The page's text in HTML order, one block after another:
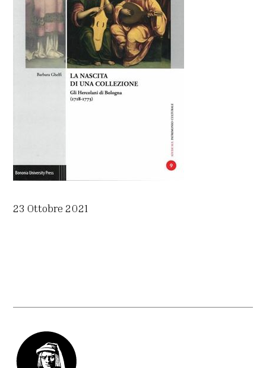
23 Ottobre 2021